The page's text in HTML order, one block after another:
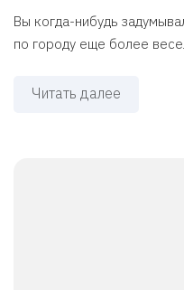
Вы когда-нибудь
по городу еще более
Читать далее